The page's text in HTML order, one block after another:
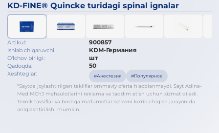
KD-FINE® Quincke turidagi spinal ignalar
Artikul: 900857
Ishlab chiqaruvchi KDM-Германия
O'lchov birligi: шт
Qadoqda: 50
Xeshteglar: #Анестезия #Популярное
*Saytda joylashtirilgan takliflar ommaviy oferta hisoblanmaydi. Sayt Adina-
Med MChJ mahsulotlarini reklama va taqdim etish uchun xizmat qiladi.
Texnik tavsiflar va boshqa ma'lumotlar so'rovni ko'rib chiqish jarayonida
aniqlashtirilishi mumkin.